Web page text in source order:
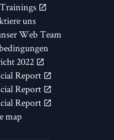
uns
Web Team
2022
Report
Report
Report
map